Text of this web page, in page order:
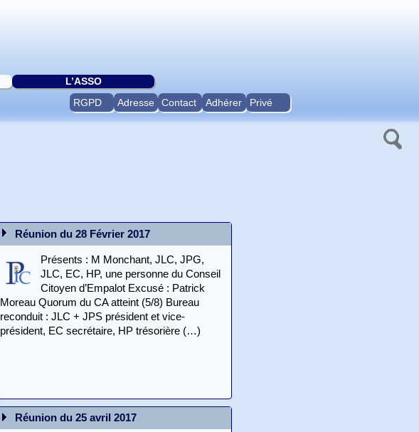
L’ASSO
RGPD
Adresse Contact Adhérer Privé
Réunion du 28 Février 2017
Présents : M Monchant, JLC, JPG,
JLC, EC, HP, une personne du Conseil
Citoyen d’Empalot Excusé : Patrick
Moreau Quorum du CA atteint (5/8) Bureau
reconduit : JLC + JPS président et vice-
président, EC secrétaire, HP trésorière (…)
Réunion du 25 avril 2017